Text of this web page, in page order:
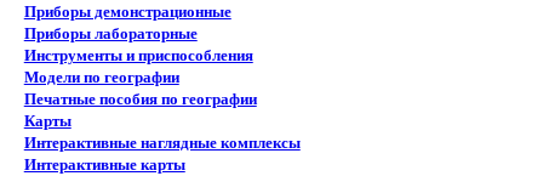
Приборы демонстрационные
Приборы лабораторные
Инструменты и приспособления
Модели по географии
Печатные пособия по географии
Карты
Интерактивные наглядные комплексы
Интерактивные карты